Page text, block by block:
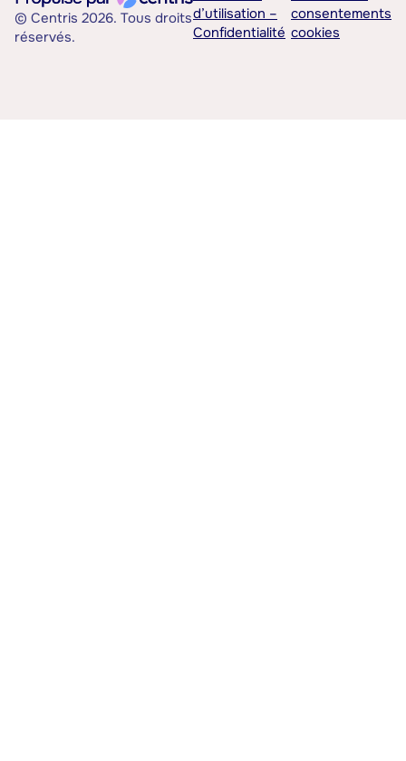
© Centris 2026. Tous droits
réservés.
d’utilisation –
Confidentialité
consentements
cookies